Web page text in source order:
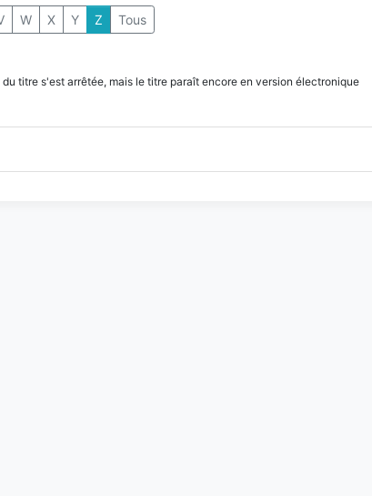
W X Y Z Tous
titre s'est arrêtée, mais le titre paraît encore en version électronique